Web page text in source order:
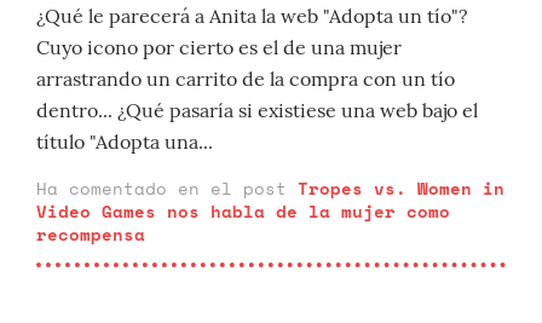
¿Qué le parecerá a Anita la web "Adopta un tío"?
Cuyo icono por cierto es el de una mujer
arrastrando un carrito de la compra con un tío
dentro... ¿Qué pasaría si existiese una web bajo el
título "Adopta una...
Ha comentado en el post Tropes vs. Women in
Video Games nos habla de la mujer como
recompensa